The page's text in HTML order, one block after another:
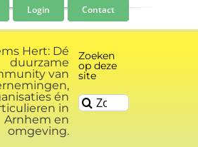
Login Contact
Hert: Dé
duurzame
van
én
in
Arnhem en
omgeving.
Zoeken
op deze
site
Zoeken
naar: